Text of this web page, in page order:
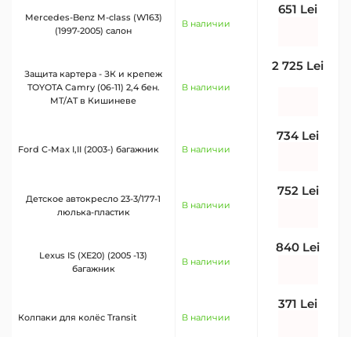
Mercedes-Benz M-class (W163)
(1997-2005) салон
В наличии
651 Lei
Защита картера - ЗК и крепеж
TOYOTA Camry (06-11) 2,4 бен.
MT/AT в Кишиневе
В наличии
2 725 Lei
Ford C-Max I,II (2003-) багажник В наличии
734 Lei
Детское автокресло 23-3/177-1
люлька-пластик
В наличии
752 Lei
Lexus IS (XE20) (2005 -13)
багажник
В наличии
840 Lei
Колпаки для колёс Transit В наличии
371 Lei